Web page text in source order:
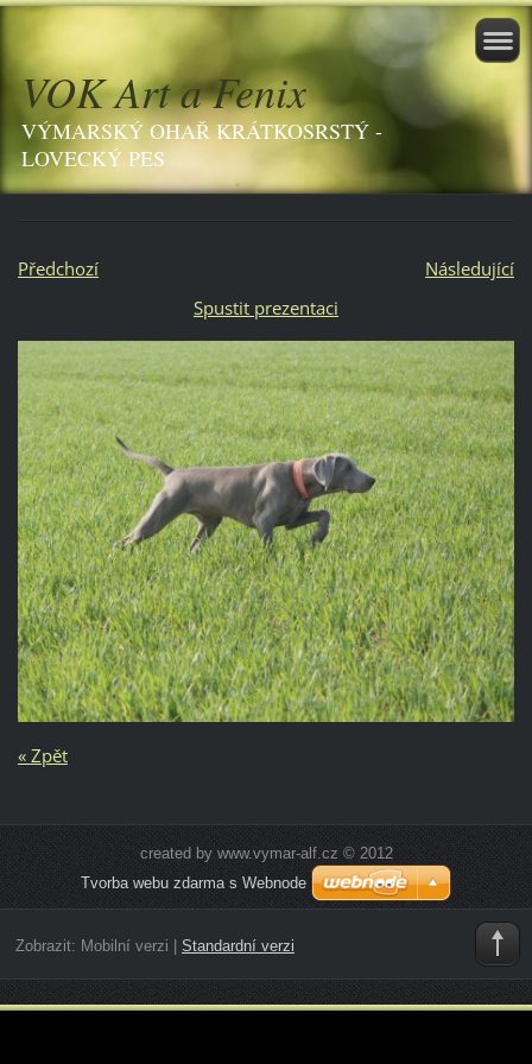
VOK Art a Fenix
VÝMARSKÝ OHAŘ KRÁTKOSRSTÝ -
LOVECKÝ PES
Předchozí
Následující
Spustit prezentaci
« Zpět
created by www.vymar-alf.cz © 2012
Tvorba webu zdarma s Webnode
Zobrazit: Mobilní verzi | Standardní verzi